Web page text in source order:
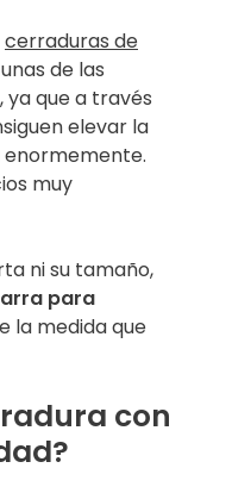
cerraduras de
de las
que a través
elevar la
muy
ni su tamaño,
para
la medida que
con